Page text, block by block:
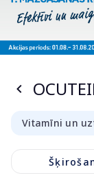
Vitamīni un